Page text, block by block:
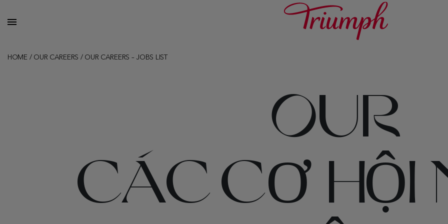
HOME/ OUR CAREERS / OUR CAREERS – JOBS LIST
OUR
CÁC CƠ HỘI